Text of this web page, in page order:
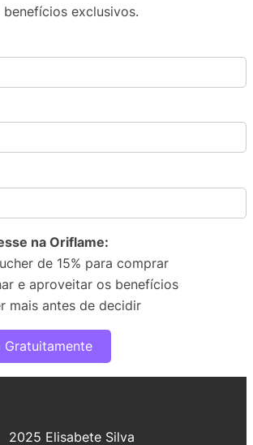
benefícios exclusivos.
na Oriflame:
de 15% para comprar
e aproveitar os benefícios
mais antes de decidir
2025 Elisabete Silva